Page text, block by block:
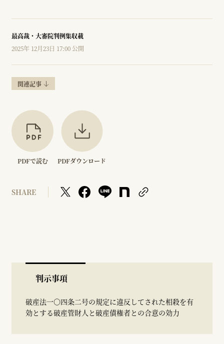
最高裁・大審院判例集収載
2025年 12月23日 17:00 公開
関連記事
PDFで読む PDFダウンロード
SHARE
判示事項
破産法一〇四条二号の規定に違反してされた相殺を有
効とする破産管財人と破産債権者との合意の効力